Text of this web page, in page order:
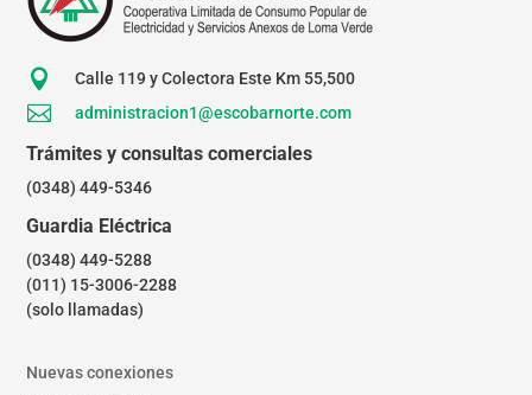
 Calle 119 y Colectora Este Km 55,500
 administracion1@escobarnorte.com
Trámites y consultas comerciales
(0348) 449-5346
Guardia Eléctrica
(0348) 449-5288
(011) 15-3006-2288
(solo llamadas)
Nuevas conexiones